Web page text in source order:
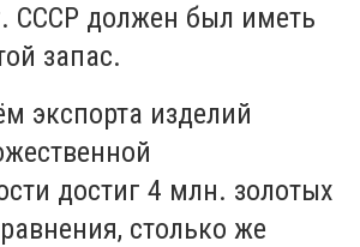
СССР должен был иметь
запас.
экспорта изделий
достиг 4 млн. золотых
столько же